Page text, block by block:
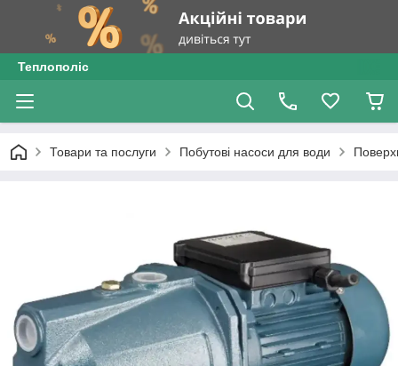
Теплополіс
Товари та послуги Побутові насоси для води